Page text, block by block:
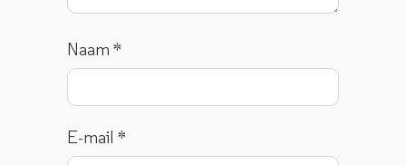
Naam*
E-mail*